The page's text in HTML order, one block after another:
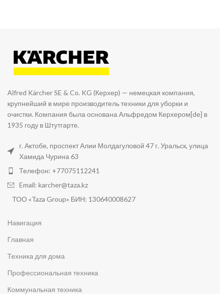
Alfred Kärcher SE & Co. KG (Керхер) — немецкая компания,
крупнейший в мире производитель техники для уборки и
очистки. Компания была основана Альфредом Керхером[de] в
1935 году в Штутгарте.
г. Актобе, проспект Алии Молдагуловой 47 г. Уральск, улица
Хамида Чурина 63
Телефон: +77075112241
Email: karcher@taza.kz
ТОО «Taza Group» БИН: 130640008627
Навигация
Главная
Техника для дома
Профессиональная техника
Коммунальная техника